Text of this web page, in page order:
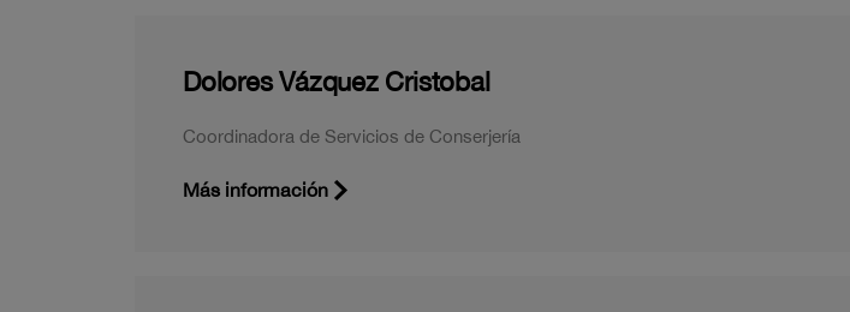
Dolores Vázquez Cristobal
Coordinadora de Servicios de Conserjería
Más información